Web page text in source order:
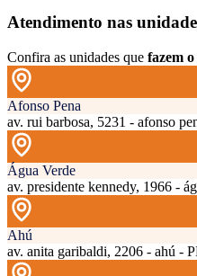
Atendimento nas
Confira as unidades que fazem
Afonso Pena
av. rui barbosa, 5231 - afonso
Água Verde
av. presidente kennedy, 1966 -
Ahú
av. anita garibaldi, 2206 - ahú -